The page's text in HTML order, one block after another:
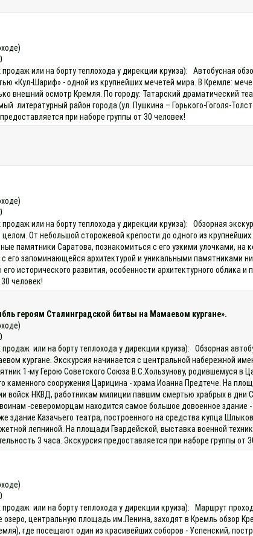
или на борту теплохода у дирекции круиза): Автобусная
«Кул-Шариф» - одной из крупнейших мечетей мира. В Кремле:
внешний осмотр Кремля. По городу: Татарский драматический
литературный район города (ул. Пушкина – Горького-Гоголя-
при наборе группы от 30 человек!
или на борту теплохода у дирекции круиза): Обзорная
От небольшой сторожевой крепости до одного из
памятники Саратова, познакомиться с его узкими улочками,
его запоминающейся архитектурой и уникальными памятниками
исторического развития, особенности архитектурного облика и
30 человек!
героям Сталинградской битвы на Мамаевом кургане».
или на борту теплохода у дирекции круиза): Обзорная
кургане. Экскурсия начинается с центральной набережной
1-му Герою Советского Союза В.С.Хользунову, родившемуся в
каменного сооружения Царицина - храма Иоанна Предтече. На
войск НКВД, работникам милиции павшим смертью храбрых в дни
-североморцам находится самое большое довоенное здание
Казачьего театра, построенного на средства купца
лепниной. На площади Гвардейской, выставка военной
3 часа. Экскурсия предоставляется при наборе группы от
или на борту теплохода у дирекции круиза): Маршрут
центральную площадь им.Ленина, заходят в Кремль обзор
где посещают один из красивейших соборов - Успенский,